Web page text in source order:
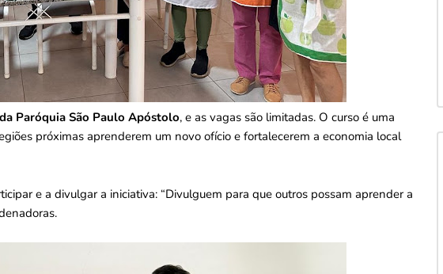
Paróquia São Paulo Apóstolo, e as vagas são limitadas. O curso é uma
próximas aprenderem um novo ofício e fortalecerem a economia local
e a divulgar a iniciativa: “Divulguem para que outros possam aprender a